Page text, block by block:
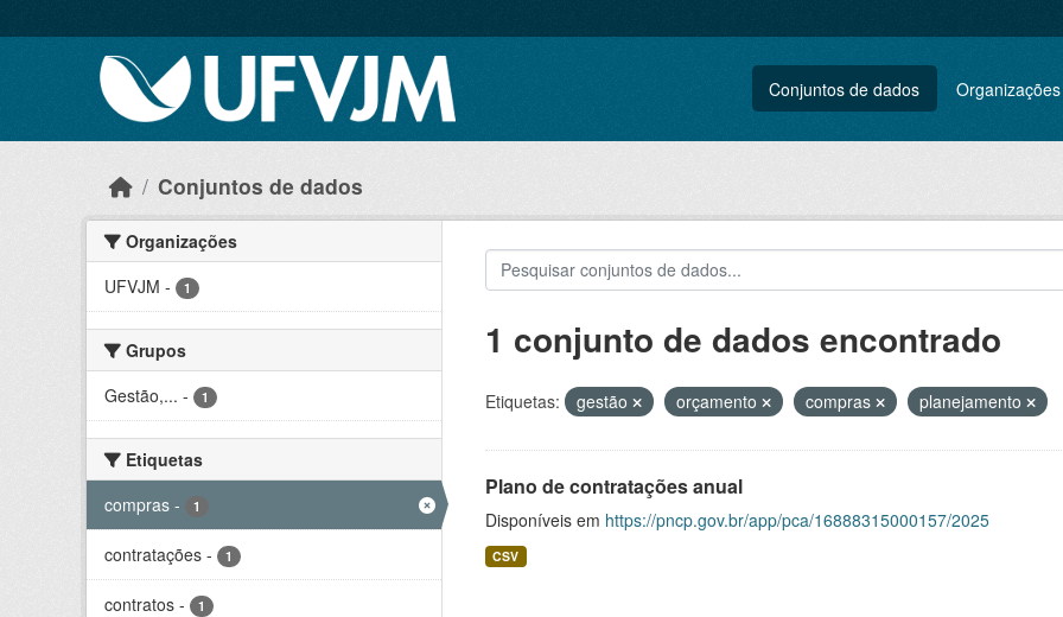
Conjuntos de dados Organizações
Conjuntos de dados
Organizações
UFVJM - 1
Grupos
Gestão,... - 1
Etiquetas
compras - 1
contratações - 1
contratos - 1
1 conjunto de dados encontrado
Etiquetas: gestão orçamento compras planejamento
Plano de contratações anual
Disponíveis em https://pncp.gov.br/app/pca/16888315000157/2025
CSV